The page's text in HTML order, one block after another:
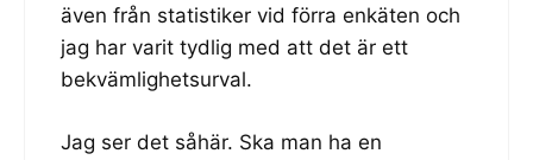
även från statistiker vid förra enkäten och
jag har varit tydlig med att det är ett
bekvämlighetsurval.
Jag ser det såhär. Ska man ha en